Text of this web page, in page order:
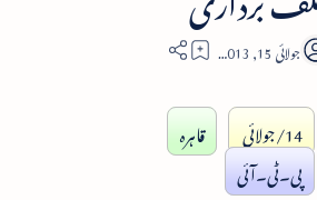
2
14/جولائی
قاہرہ
پی۔ٹی۔آئی